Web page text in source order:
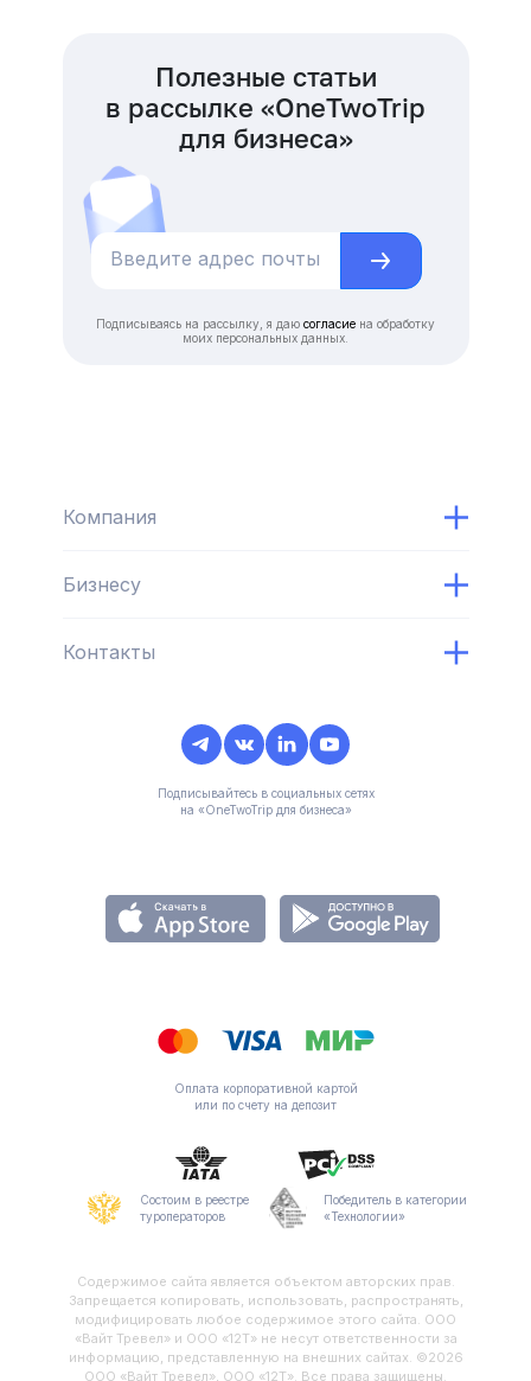
Полезные статьи
в рассылке «OneTwoTrip
для бизнеса»
Подписываясь на рассылку, я даю согласие на обработку
моих персональных данных.
Компания
Бизнесу
Контакты
Подписывайтесь в социальных сетях
на «OneTwoTrip для бизнеса»
Оплата корпоративной картой
или по счету на депозит
Состоим в реестре
туроператоров
Победитель в категории
«Технологии»
Содержимое сайта является объектом авторских прав.
Запрещается копировать, использовать, распространять,
модифицировать любое содержимое этого сайта. ООО
«Вайт Тревел» и ООО «12Т» не несут ответственности за
информацию, представленную на внешних сайтах. ©2026
ООО «Вайт Тревел», ООО «12Т». Все права защищены.